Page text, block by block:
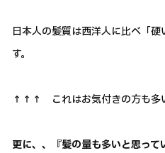
日本人の髪質は西洋人に比べ「
す。
↑↑↑ これはお気付きの方も多
更に、、『髪の量も多いと思って